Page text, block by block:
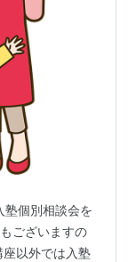
個別相談会を
ございますの
以外では入塾